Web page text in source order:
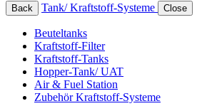
Back Tank/ Kraftstoff-Systeme Close
Beuteltanks
Kraftstoff-Filter
Kraftstoff-Tanks
Hopper-Tank/ UAT
Air & Fuel Station
Zubehör Kraftstoff-Systeme